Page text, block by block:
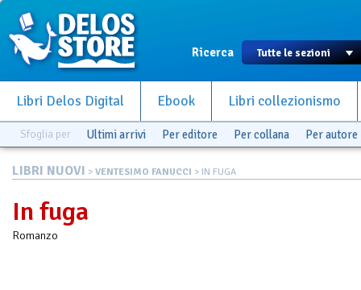
Ricerca
Libri Delos Digital Ebook Libri collezionismo
Sfoglia per Ultimi arrivi Per editore Per collana Per autore
LIBRI NUOVI > VENTESIMO FANUCCI > IN FUGA
In fuga
Romanzo